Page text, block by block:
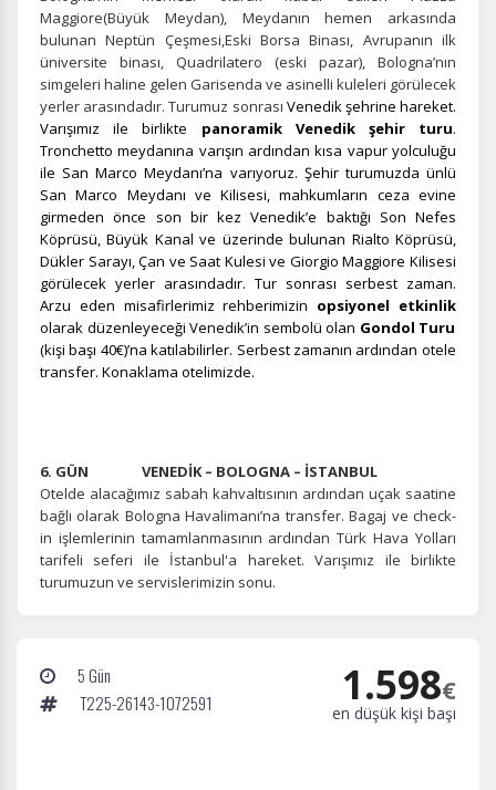
ÇEREZ KULLANIM AYARLARINIZ
Çerez tercihlerinizibelirleyin.
Daha fazla bilgi içinKVKK bilgilendirmemizi,çerez kullanımve
gizlilik koşullarınıinceleyebilirsiniz.
Zorunlu Çerezler HER ZAMAN AKTIF
Oturum yönetimi, güvenlik ve temel site işlevleri için
gereklidir. Bu çerezler olmadan site düzgün çalışmaz ve
devre dışı bırakılamaz.
İstatistik Çerezleri
yardımcı olur.
edersiniz, ancak daha az alakalı olabilirler.
Maggiore(Büyük Meydan), Meydanın hemen arkasında
bulunan Neptün Çeşmesi,Eski Borsa Binası, Avrupanın ilk
üniversite binası, Quadrilatero (eski pazar), Bologna’nın
simgeleri haline gelen Garisenda ve asinelli kuleleri görülecek
yerler arasındadır. Turumuz sonrası Venedik şehrine hareket.
Varışımız ile birlikte panoramik Venedik şehir turu.
Tronchetto meydanına varışın ardından kısa vapur yolculuğu
ile San Marco Meydanı’na varıyoruz. Şehir turumuzda ünlü
San Marco Meydanı ve Kilisesi, mahkumların ceza evine
girmeden önce son bir kez Venedik’e baktığı Son Nefes
Köprüsü, Büyük Kanal ve üzerinde bulunan Rialto Köprüsü,
Dükler Sarayı, Çan ve Saat Kulesi ve Giorgio Maggiore Kilisesi
görülecek yerler arasındadır. Tur sonrası serbest zaman.
Arzu eden misafirlerimiz rehberimizin opsiyonel etkinlik
olarak düzenleyeceği Venedik’in sembolü olan Gondol Turu
(kişi başı 40€)’na katılabilirler. Serbest zamanın ardından otele
transfer. Konaklama otelimizde.
6. GÜN VENEDİK – BOLOGNA – İSTANBUL
Otelde alacağımız sabah kahvaltısının ardından uçak saatine
bağlı olarak Bologna Havalimanı’na transfer. Bagaj ve check-
in işlemlerinin tamamlanmasının ardından Türk Hava Yolları
tarifeli seferi ile İstanbul'a hareket. Varışımız ile birlikte
turumuzun ve servislerimizin sonu.
5 Gün
T225-26143-1072591
1.598€
en düşük kişi başı